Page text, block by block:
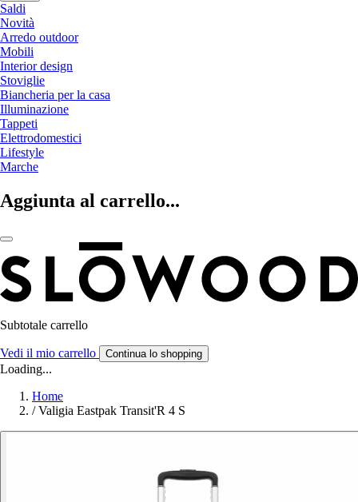
Saldi
Novità
Arredo outdoor
Mobili
Interior design
Stoviglie
Biancheria per la casa
Illuminazione
Tappeti
Elettrodomestici
Lifestyle
Marche
Aggiunta al carrello...
Subtotale carrello
Vedi il mio carrello Continua lo shopping
Loading...
Home
/ Valigia Eastpak Transit'R 4 S